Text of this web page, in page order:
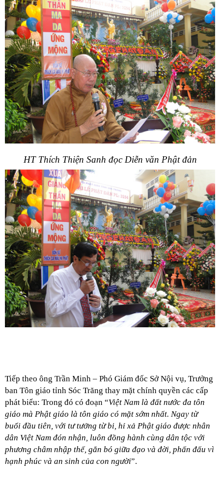
HT Thích Thiện Sanh đọc Diễn văn Phật đản
Tiếp theo ông Trần Minh – Phó Giám đốc Sở Nội vụ, Trưởng
ban Tôn giáo tỉnh Sóc Trăng thay mặt chính quyền các cấp
phát biểu: Trong đó có đoạn “Việt Nam là đất nước đa tôn
giáo mà Phật giáo là tôn giáo có mặt sớm nhất. Ngay từ
buổi đầu tiên, với tư tưởng từ bi, hỉ xả Phật giáo được nhân
dân Việt Nam đón nhận, luôn đồng hành cùng dân tộc với
phương châm nhập thế, gắn bó giữa đạo và đời, phấn đấu vì
hạnh phúc và an sinh của con người”.